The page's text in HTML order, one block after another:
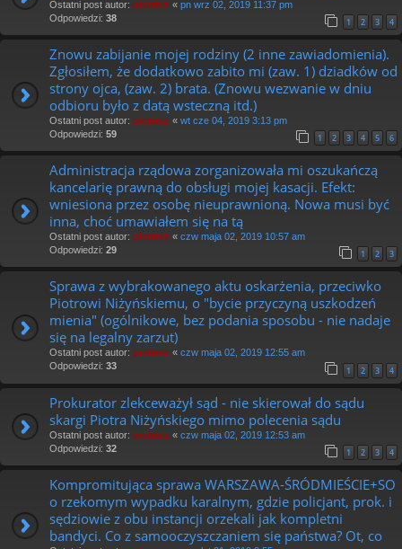
Ostatni post autor: piotrniz « pn wrz 02, 2019 11:37 pm
Odpowiedzi: 38 1 2 3 4
Znowu zabijanie mojej rodziny (2 inne zawiadomienia).
Zgłosiłem, że dodatkowo zabito mi (zaw. 1) dziadków od
strony ojca, (zaw. 2) brata. (Znowu wezwanie w dniu
odbioru było z datą wsteczną itd.)
Ostatni post autor: piotrniz « wt cze 04, 2019 3:13 pm
Odpowiedzi: 59 1 2 3 4 5 6
Administracja rządowa zorganizowała mi oszukańczą
kancelarię prawną do obsługi mojej kasacji. Efekt:
wniesiona przez osobę nieuprawnioną. Nowa musi być
inna, choć umawiałem się na tą
Ostatni post autor: piotrniz « czw maja 02, 2019 10:57 am
Odpowiedzi: 29 1 2 3
Sprawa z wybrakowanego aktu oskarżenia, przeciwko
Piotrowi Niżyńskiemu, o "bycie przyczyną uszkodzeń
mienia" (ogólnikowe, bez podania sposobu - nie nadaje
się na legalny zarzut)
Ostatni post autor: piotrniz « czw maja 02, 2019 12:55 am
Odpowiedzi: 33 1 2 3 4
Prokurator zlekceważył sąd - nie skierował do sądu
skargi Piotra Niżyńskiego mimo polecenia sądu
Ostatni post autor: piotrniz « czw maja 02, 2019 12:53 am
Odpowiedzi: 32 1 2 3 4
Kompromitująca sprawa WARSZAWA-ŚRÓDMIEŚCIE+SO
o rzekomym wypadku karalnym, gdzie policjant, prok. i
sędziowie z obu instancji orzekali jak kompletni
bandyci. Co z samooczyszczaniem się państwa? Ot, co